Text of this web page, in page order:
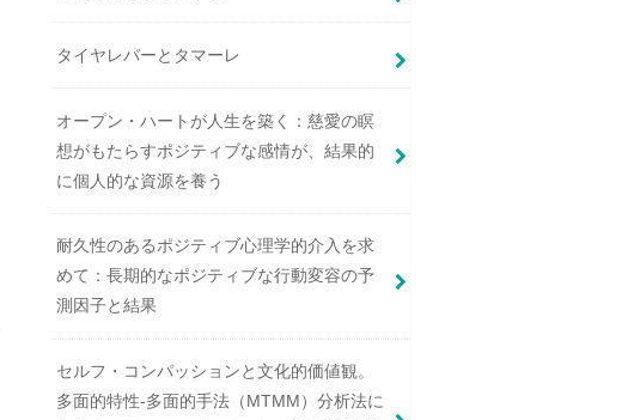
タイヤレバーとタマーレ
オープン・ハートが人生を築く：慈愛の瞑
想がもたらすポジティブな感情が、結果的
に個人的な資源を養う
耐久性のあるポジティブ心理学的介入を求
めて：長期的なポジティブな行動変容の予
測因子と結果
セルフ・コンパッションと文化的価値観。
多面的特性-多面的手法（MTMM）分析法に